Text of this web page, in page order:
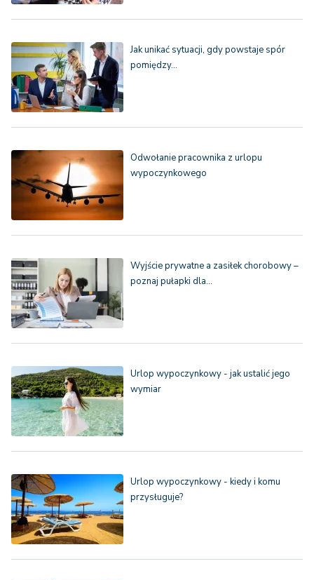
Jak unikać sytuacji, gdy powstaje spór
pomiędzy…
Odwołanie pracownika z urlopu
wypoczynkowego
Wyjście prywatne a zasiłek chorobowy –
poznaj pułapki dla…
Urlop wypoczynkowy - jak ustalić jego
wymiar
Urlop wypoczynkowy - kiedy i komu
przysługuje?